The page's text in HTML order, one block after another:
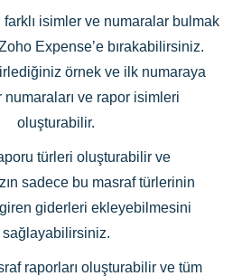
farklı isimler ve numaralar bulmak
Expense’e bırakabilirsiniz.
örnek ve ilk numaraya
numaraları ve rapor isimleri
oluşturabilir.
türleri oluşturabilir ve
sadece bu masraf türlerinin
giren giderleri ekleyebilmesini
sağlayabilirsiniz.
raporları oluşturabilir ve tüm